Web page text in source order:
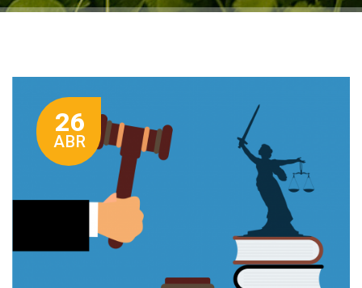
26
ABR